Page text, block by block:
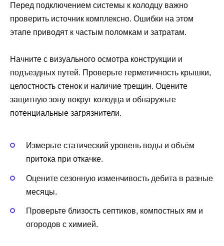
Перед подключением системы к колодцу важно
проверить источник комплексно. Ошибки на этом
этапе приводят к частым поломкам и затратам.
Начните с визуального осмотра конструкции и
подъездных путей. Проверьте герметичность крышки,
целостность стенок и наличие трещин. Оцените
защитную зону вокруг колодца и обнаружьте
потенциальные загрязнители.
Измерьте статический уровень воды и объём
притока при откачке.
Оцените сезонную изменчивость дебита в разные
месяцы.
Проверьте близость септиков, компостных ям и
огородов с химией.